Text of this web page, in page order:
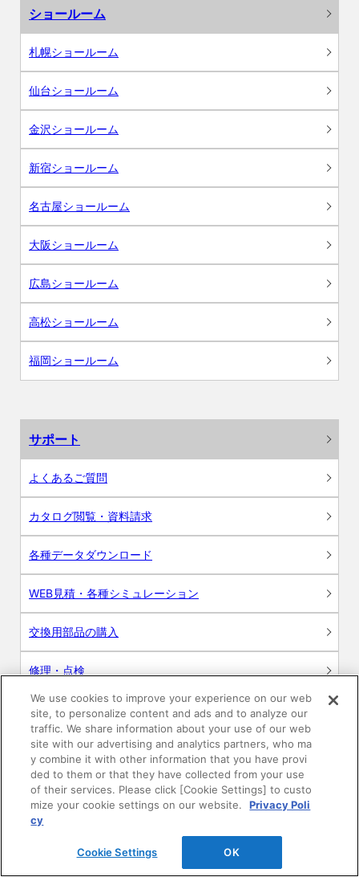
ショールーム
札幌ショールーム
仙台ショールーム
金沢ショールーム
新宿ショールーム
名古屋ショールーム
大阪ショールーム
広島ショールーム
高松ショールーム
福岡ショールーム
サポート
よくあるご質問
カタログ閲覧・資料請求
各種データダウンロード
WEB見積・各種シミュレーション
交換用部品の購入
修理・点検
お問い合わせ
ログイン
建築・設計関係者様向けサイト
ユーザー登録サービス
WEB見積システム
We use cookies to improve your experience on our web
site, to personalize content and ads and to analyze our
traffic. We share information about your use of our web
site with our advertising and analytics partners, who ma
y combine it with other information that you have provi
ded to them or that they have collected from your use
of their services. Please click [Cookie Settings] to custo
mize your cookie settings on our website.
Privacy Poli
cy
Cookie Settings OK